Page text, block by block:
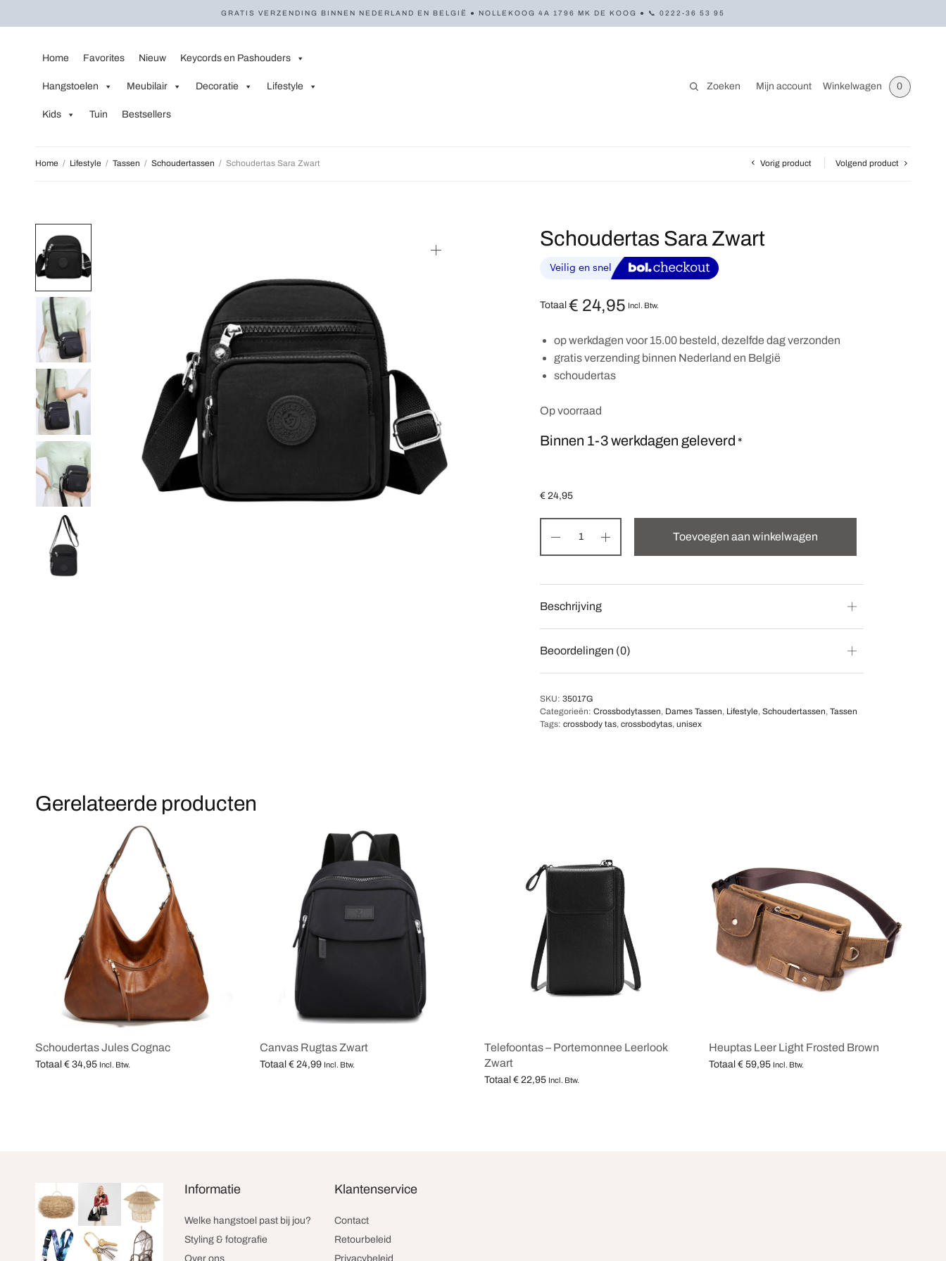
GRATIS VERZENDING BINNEN NEDERLAND EN BELGIË ● NOLLEKOOG 4A 1796 MK DE KOOG ● 📞 0222-36 53 95
Home Favorites Nieuw Keycords en Pashouders
Hangstoelen Meubilair Decoratie Lifestyle
Kids Tuin Bestsellers
Zoeken Mijn account Winkelwagen 0
Home / Lifestyle / Tassen / Schoudertassen / Schoudertas Sara Zwart Vorig product Volgend product
Schoudertas Sara Zwart
Totaal € 24,95 Incl. Btw.
op werkdagen voor 15.00 besteld, dezelfde dag verzonden
gratis verzending binnen Nederland en België
schoudertas
Op voorraad
Binnen 1-3 werkdagen geleverd *
€ 24,95
Toevoegen aan winkelwagen
Beschrijving
Beoordelingen (0)
SKU: 35017G
Categorieën: Crossbodytassen, Dames Tassen, Lifestyle, Schoudertassen, Tassen
Tags: crossbody tas, crossbodytas, unisex
Gerelateerde producten
Schoudertas Jules Cognac
Totaal € 34,95 Incl. Btw.
Canvas Rugtas Zwart
Totaal € 24,99 Incl. Btw.
Telefoontas – Portemonnee Leerlook
Zwart
Totaal € 22,95 Incl. Btw.
Heuptas Leer Light Frosted Brown
Totaal € 59,95 Incl. Btw.
Informatie
Welke hangstoel past bij jou?
Styling & fotografie
Over ons
Klantenservice
Contact
Retourbeleid
Privacybeleid